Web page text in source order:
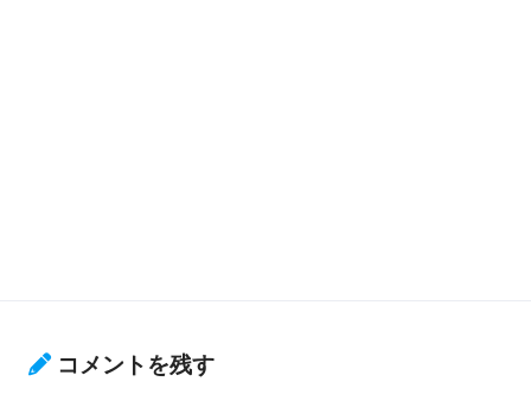
コメントを残す